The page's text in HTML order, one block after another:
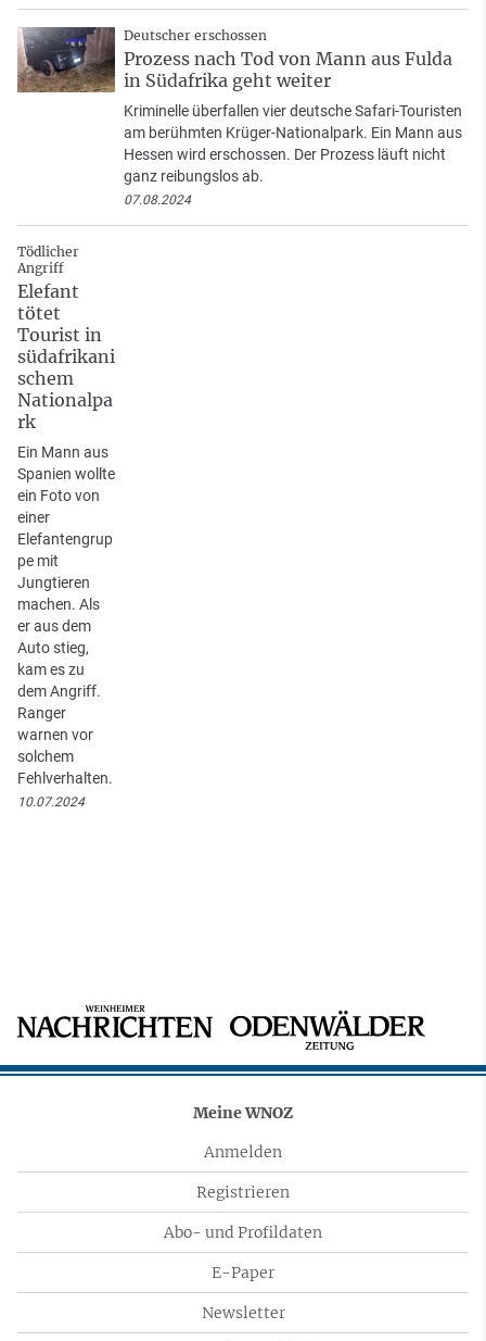
Deutscher erschossen
Prozess nach Tod von Mann aus Fulda
in Südafrika geht weiter
Kriminelle überfallen vier deutsche Safari-Touristen
am berühmten Krüger-Nationalpark. Ein Mann aus
Hessen wird erschossen. Der Prozess läuft nicht
ganz reibungslos ab.
07.08.2024
Tödlicher
Angriff
Elefant
tötet
Tourist in
südafrikani
schem
Nationalpa
rk
Ein Mann aus
Spanien wollte
ein Foto von
einer
Elefantengrup
pe mit
Jungtieren
machen. Als
er aus dem
Auto stieg,
kam es zu
dem Angriff.
Ranger
warnen vor
solchem
Fehlverhalten.
10.07.2024
Meine WNOZ
Anmelden
Registrieren
Abo- und Profildaten
E-Paper
Newsletter